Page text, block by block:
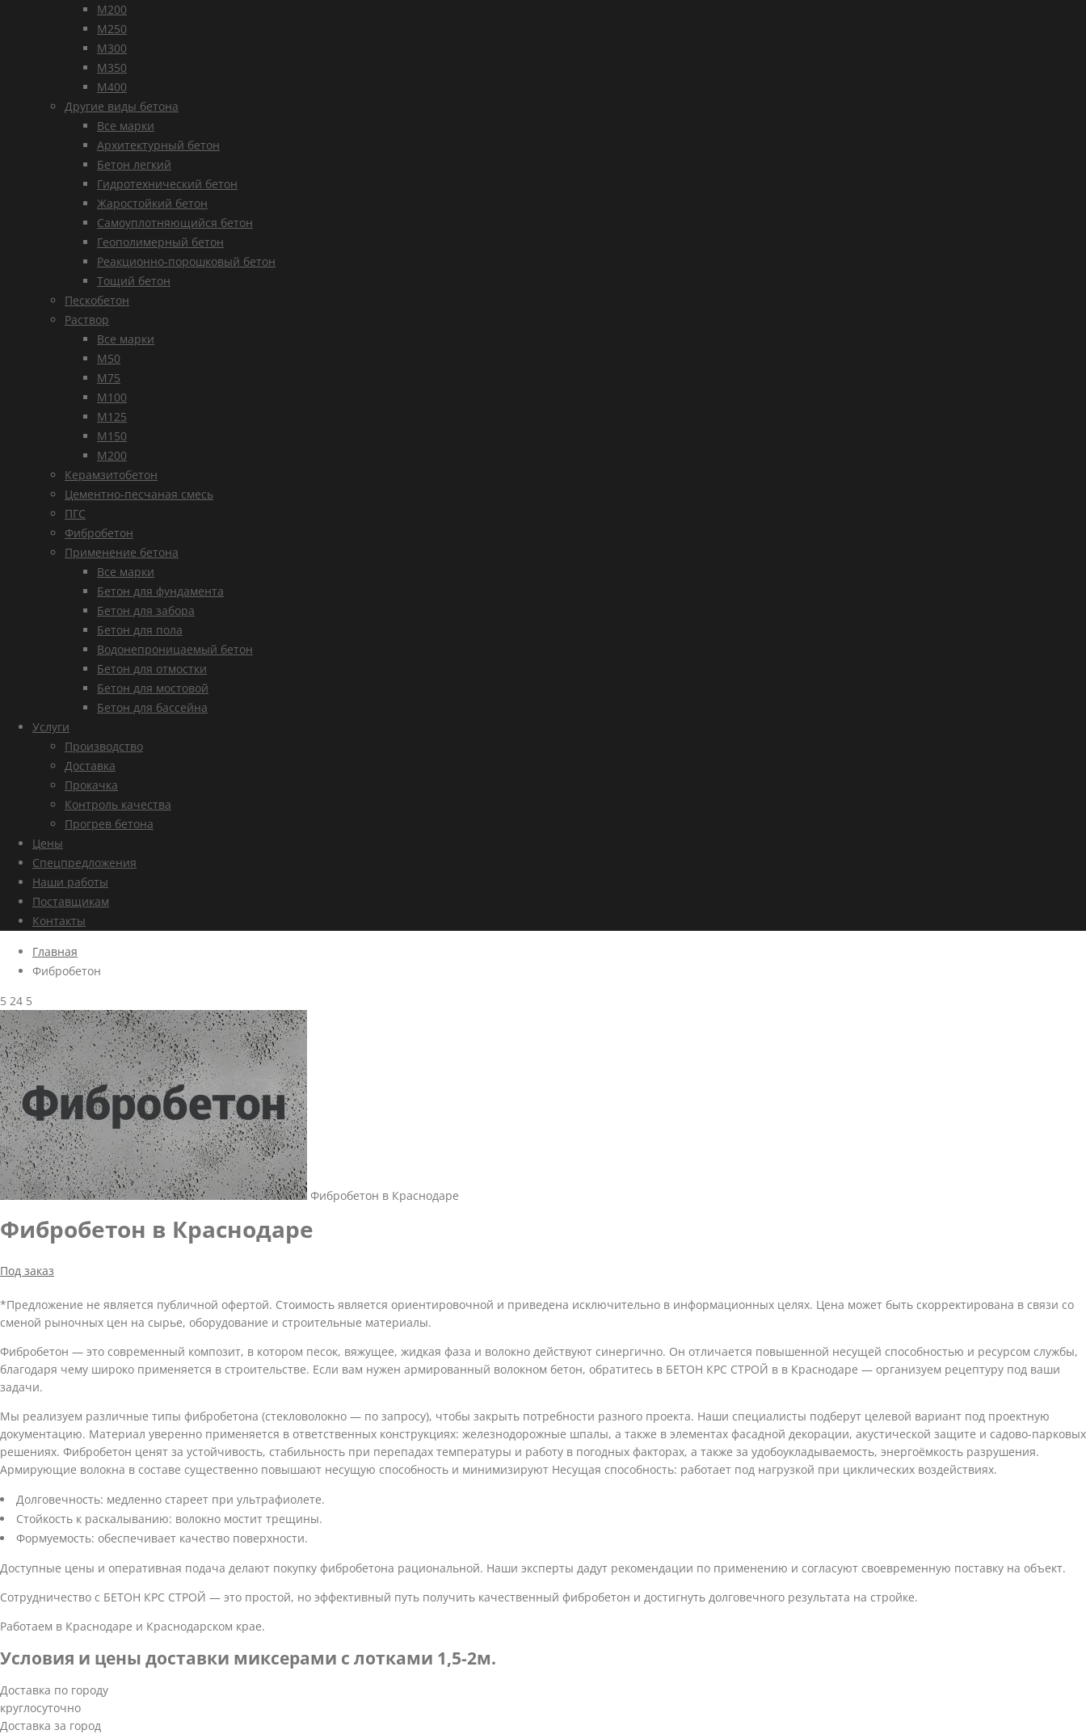
М200
М250
М300
М350
М400
Другие виды бетона
Все марки
Архитектурный бетон
Бетон легкий
Гидротехнический бетон
Жаростойкий бетон
Самоуплотняющийся бетон
Геополимерный бетон
Реакционно-порошковый бетон
Тощий бетон
Пескобетон
Раствор
Все марки
М50
М75
М100
М125
М150
М200
Керамзитобетон
Цементно-песчаная смесь
ПГС
Фибробетон
Применение бетона
Все марки
Бетон для фундамента
Бетон для забора
Бетон для пола
Водонепроницаемый бетон
Бетон для отмостки
Бетон для мостовой
Бетон для бассейна
Услуги
Производство
Доставка
Прокачка
Контроль качества
Прогрев бетона
Цены
Спецпредложения
Наши работы
Поставщикам
Контакты
Главная
Фибробетон
5 24 5
Фибробетон в Краснодаре
Фибробетон в Краснодаре
Под заказ
*Предложение не является публичной офертой. Стоимость является ориентировочной и приведена исключительно в информационных целях. Цена может быть скорректирована в связи со
сменой рыночных цен на сырье, оборудование и строительные материалы.
Фибробетон — это современный композит, в котором песок, вяжущее, жидкая фаза и волокно действуют синергично. Он отличается повышенной несущей способностью и ресурсом службы,
благодаря чему широко применяется в строительстве. Если вам нужен армированный волокном бетон, обратитесь в БЕТОН КРС СТРОЙ в в Краснодаре — организуем рецептуру под ваши
задачи.
Мы реализуем различные типы фибробетона (стекловолокно — по запросу), чтобы закрыть потребности разного проекта. Наши специалисты подберут целевой вариант под проектную
документацию. Материал уверенно применяется в ответственных конструкциях: железнодорожные шпалы, а также в элементах фасадной декорации, акустической защите и садово-парковых
решениях. Фибробетон ценят за устойчивость, стабильность при перепадах температуры и работу в погодных факторах, а также за удобоукладываемость, энергоёмкость разрушения.
Армирующие волокна в составе существенно повышают несущую способность и минимизируют Несущая способность: работает под нагрузкой при циклических воздействиях.
Долговечность: медленно стареет при ультрафиолете.
Стойкость к раскалыванию: волокно мостит трещины.
Формуемость: обеспечивает качество поверхности.
Доступные цены и оперативная подача делают покупку фибробетона рациональной. Наши эксперты дадут рекомендации по применению и согласуют своевременную поставку на объект.
Сотрудничество с БЕТОН КРС СТРОЙ — это простой, но эффективный путь получить качественный фибробетон и достигнуть долговечного результата на стройке.
Работаем в Краснодаре и Краснодарском крае.
Условия и цены доставки миксерами с лотками 1,5-2м.
Доставка по городу
круглосуточно
Доставка за город